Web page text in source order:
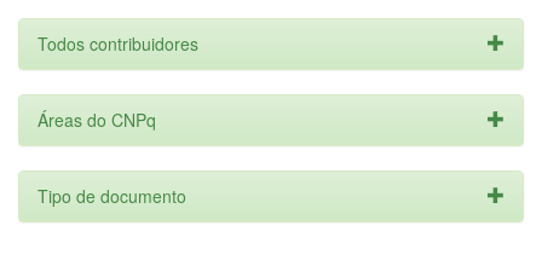
Todos contribuidores
Áreas do CNPq
Tipo de documento